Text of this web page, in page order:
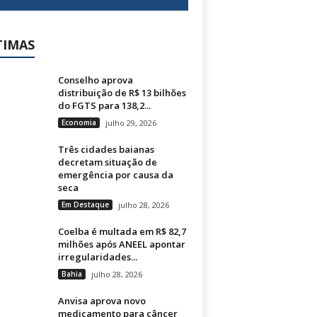
Conselho aprova
distribuição de R$ 13 bilhões
do FGTS para 138,2...
Economia julho 29, 2026
Três cidades baianas
decretam situação de
emergência por causa da
seca
Em Destaque julho 28, 2026
Coelba é multada em R$ 82,7
milhões após ANEEL apontar
irregularidades...
Bahia julho 28, 2026
Anvisa aprova novo
medicamento para câncer